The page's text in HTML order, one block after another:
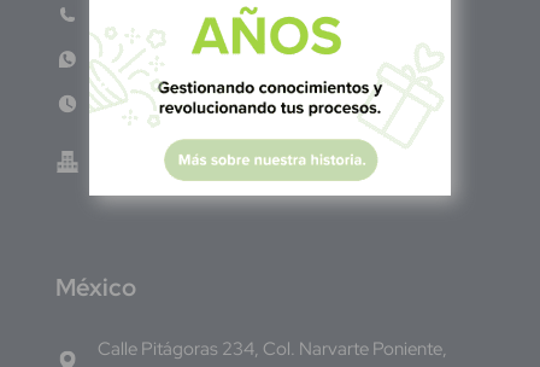
Teléfono: +503 6986 1402
WhatsApp: +503 7687 3923
Lun - Vie 8:00am - 5:00pm
Green Know S.A de C.V - El Salvador 0614-
220118-102-0
México
Calle Pitágoras 234, Col. Narvarte Poniente,